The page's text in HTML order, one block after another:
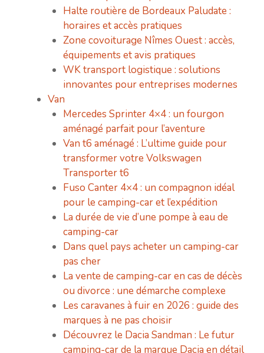
Halte routière de Bordeaux Paludate :
horaires et accès pratiques
Zone covoiturage Nîmes Ouest : accès,
équipements et avis pratiques
WK transport logistique : solutions
innovantes pour entreprises modernes
Van
Mercedes Sprinter 4×4 : un fourgon
aménagé parfait pour l’aventure
Van t6 aménagé : L’ultime guide pour
transformer votre Volkswagen
Transporter t6
Fuso Canter 4×4 : un compagnon idéal
pour le camping-car et l’expédition
La durée de vie d’une pompe à eau de
camping-car
Dans quel pays acheter un camping-car
pas cher
La vente de camping-car en cas de décès
ou divorce : une démarche complexe
Les caravanes à fuir en 2026 : guide des
marques à ne pas choisir
Découvrez le Dacia Sandman : Le futur
camping-car de la marque Dacia en détail